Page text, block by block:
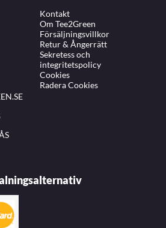
Kontakt
Om Tee2Green
Försäljningsvillkor
Retur & Ångerrätt
Sekretess och
integritetspolicy
Cookies
Radera Cookies